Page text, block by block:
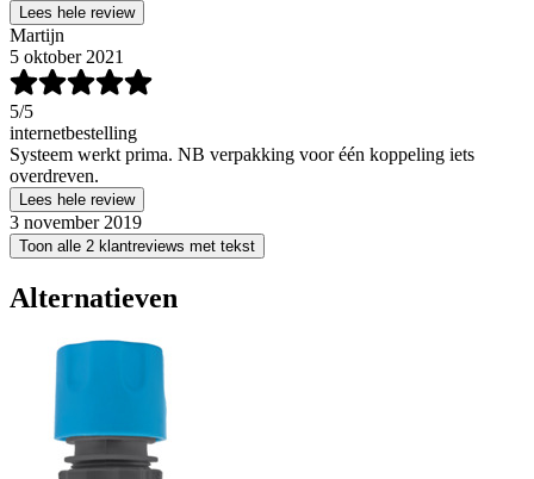
Lees hele review
Martijn
5 oktober 2021
5/5
internetbestelling
Systeem werkt prima. NB verpakking voor één koppeling iets
overdreven.
Lees hele review
3 november 2019
Toon alle 2 klantreviews met tekst
Alternatieven